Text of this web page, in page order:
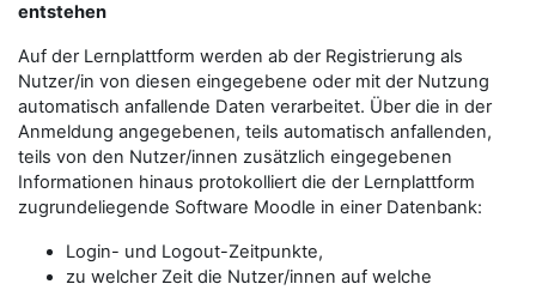
entstehen
Auf der Lernplattform werden ab der Registrierung als
Nutzer/in von diesen eingegebene oder mit der Nutzung
automatisch anfallende Daten verarbeitet. Über die in der
Anmeldung angegebenen, teils automatisch anfallenden,
teils von den Nutzer/innen zusätzlich eingegebenen
Informationen hinaus protokolliert die der Lernplattform
zugrundeliegende Software Moodle in einer Datenbank:
Login- und Logout-Zeitpunkte,
zu welcher Zeit die Nutzer/innen auf welche